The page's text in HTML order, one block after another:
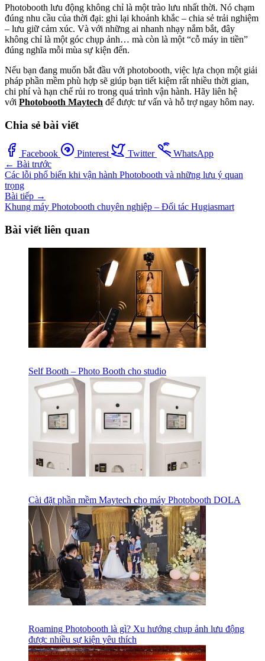
Photobooth lưu động không chỉ là một trào lưu nhất thời. Nó chạm
đúng nhu cầu của thời đại: ghi lại khoảnh khắc – chia sẻ trải nghiệm
– lưu giữ cảm xúc. Và với những ai nhanh nhạy nắm bắt, đây
không chỉ là một góc chụp ảnh… mà còn là một “cỗ máy in tiền”
đúng nghĩa mỗi mùa sự kiện đến.
Nếu bạn đang muốn bắt đầu với photobooth, việc lựa chọn một giải
pháp phần mềm phù hợp sẽ giúp bạn tiết kiệm rất nhiều thời gian,
chi phí và hạn chế rủi ro trong quá trình vận hành. Hãy liên hệ
với Photobooth Maytech để được tư vấn và hỗ trợ ngay hôm nay.
Chia sẻ bài viết
Facebook Pinterest Twitter
WhatsApp
← Bài trước
Các lỗi phổ biến khi vận hành Photobooth và những lưu ý quan
trọng
Bài tiếp →
Khung máy Photobooth chuyên nghiệp – Đối tác Hugiasmart
Bài viết liên quan
Self Booth – Photo Booth cho studio
Cài đặt phần mềm Maytech cho máy Photobooth DOLA
Roaming Photobooth là gì? Xu hướng chụp ảnh lưu động
được nhiều sự kiện yêu thích